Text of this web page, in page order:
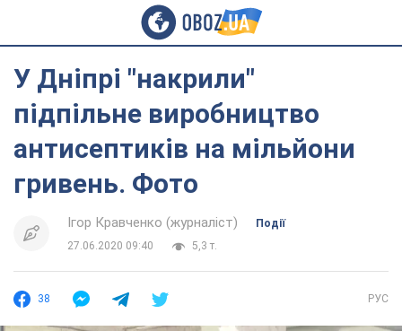
У Дніпрі "накрили"
підпільне виробництво
антисептиків на мільйони
гривень. Фото
Ігор Кравченко (журналіст)
Події
27.06.2020 09:40
5,3 т.
38 РУС